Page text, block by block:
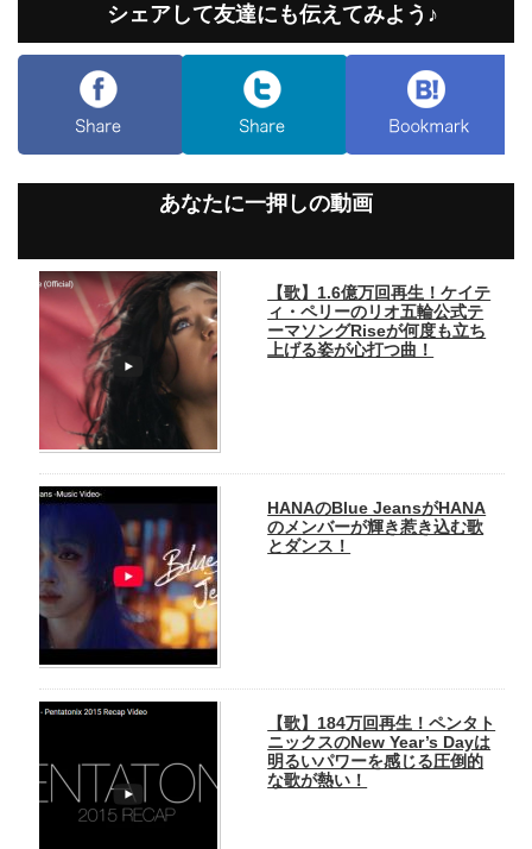
シェアして友達にも伝えてみよう♪
あなたに一押しの動画
【歌】1.6億万回再生！ケイテ
ィ・ペリーのリオ五輪公式テ
ーマソングRiseが何度も立ち
上げる姿が心打つ曲！
HANAのBlue JeansがHANA
のメンバーが輝き惹き込む歌
とダンス！
【歌】184万回再生！ペンタト
ニックスのNew Year’s Dayは
明るいパワーを感じる圧倒的
な歌が熱い！